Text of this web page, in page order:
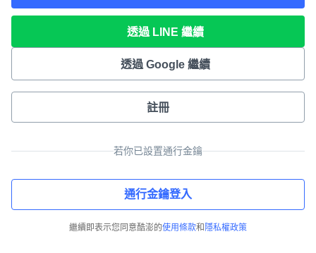
透過 LINE 繼續
透過 Google 繼續
註冊
若你已設置通行金鑰
通行金鑰登入
繼續即表示您同意酷澎的使用條款和 隱私權政策